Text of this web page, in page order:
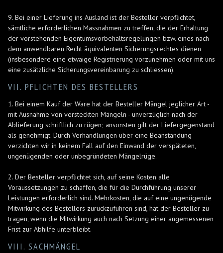
9. Bei einer Lieferung ins Ausland ist der Besteller verpflichtet,
sämtliche erforderlichen Massnahmen zu treffen, die der Erhaltung
der vorstehenden Eigentumsvorbehaltsregelungen bzw. eines nach
dem anwendbaren Recht äquivalenten Sicherungsrechtes dienen
(insbesondere eine etwaige Registrierung vorzunehmen oder mit uns
eine zusätzliche Sicherungsvereinbarung zu schliessen).
VII. PFLICHTEN DES BESTELLERS
1. Bei einem Kauf der Ware hat der Besteller Mängel jeglicher Art -
mit Ausnahme von versteckten Mängeln - unverzüglich nach der
Ablieferung schriftlich zu rügen; ansonsten gilt der Liefergegenstand
als genehmigt. Durch Verhandlungen über eine Beanstandung
verzichten wir in keinem Fall auf den Einwand der verspäteten,
ungenügenden oder unbegründeten Mängelrüge.
2. Der Besteller verpflichtet sich, auf seine Kosten alle
Voraussetzungen zu schaffen, die für die Durchführung unserer
Leistungen erforderlich sind. Mehrkosten, die auf eine ungenügende
Mitwirkung des Bestellers zurückzuführen sind, hat der Besteller zu
tragen, wenn die Mitwirkung auch nach Setzung einer angemessenen
Frist zur Abhilfe unterbleibt.
VIII. SACHMÄNGEL